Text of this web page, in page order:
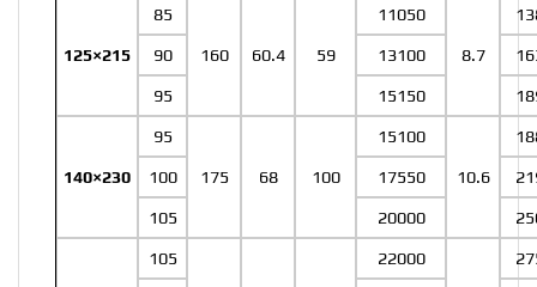
125×215
85
160 60.4 59
11050
8.7
90 13100
95 15150
140×230
95
175 68 100
15100
10.6
100 17550
105 20000
105 22000